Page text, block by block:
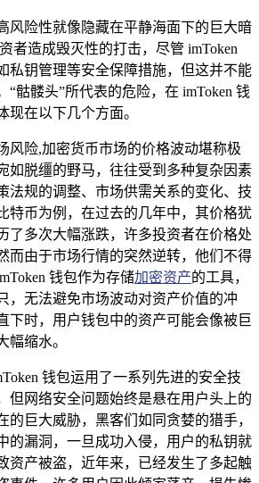
风险性就像隐藏在平静海面下的巨大暗
者造成毁灭性的打击，尽管 imToken
私钥管理等安全保障措施，但这并不能
“骷髅头”所代表的危险，在 imToken 钱
现在以下几个方面。
风险,加密货币市场的价格波动堪称极
如脱缰的野马，往往受到多种复杂因素
法规的调整、市场供需关系的变化、技
特币为例，在过去的几年中，其价格犹
了多次大幅涨跌，许多投资者在价格处
而由于市场行情的突然逆转，他们不得
钱包作为存储加密资产的工具，
，无法避免市场波动对资产价值的冲
下时，用户钱包中的资产可能会像被巨
幅缩水。
钱包运用了一系列先进的安全技
但网络安全问题始终是悬在用户头上的
的巨大威胁，黑客们如同贪婪的猎手，
的漏洞，一旦成功入侵，用户的私钥就
资产被盗，近年来，已经发生了多起触